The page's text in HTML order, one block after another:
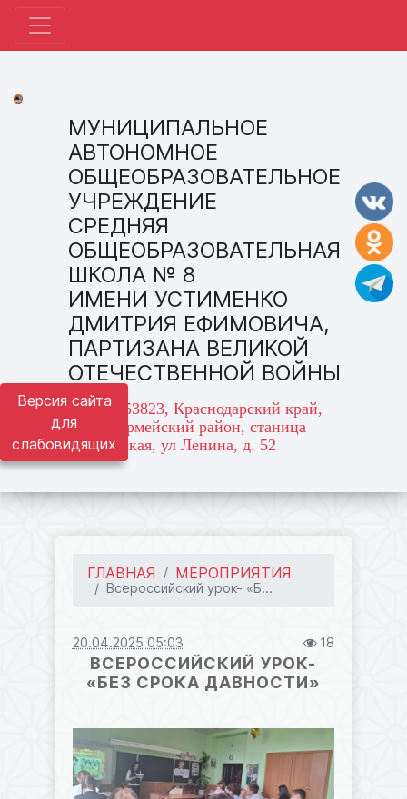
Версия сайта
для
слабовидящих
МУНИЦИПАЛЬНОЕ
АВТОНОМНОЕ
ОБЩЕОБРАЗОВАТЕЛЬНОЕ
УЧРЕЖДЕНИЕ
СРЕДНЯЯ
ОБЩЕОБРАЗОВАТЕЛЬНАЯ
ШКОЛА № 8
ИМЕНИ УСТИМЕНКО
ДМИТРИЯ ЕФИМОВИЧА,
ПАРТИЗАНА ВЕЛИКОЙ
ОТЕЧЕСТВЕННОЙ ВОЙНЫ
адрес: 353823, Краснодарский край,
Красноармейский район, станица
Марьянская, ул Ленина, д. 52
ГЛАВНАЯ МЕРОПРИЯТИЯ
Всероссийский урок- «Б...
20.04.2025 05:03 18
ВСЕРОССИЙСКИЙ УРОК-
«БЕЗ СРОКА ДАВНОСТИ»